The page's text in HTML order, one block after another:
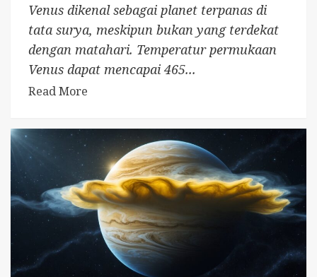
Venus dikenal sebagai planet terpanas di
tata surya, meskipun bukan yang terdekat
dengan matahari. Temperatur permukaan
Venus dapat mencapai 465...
Read More